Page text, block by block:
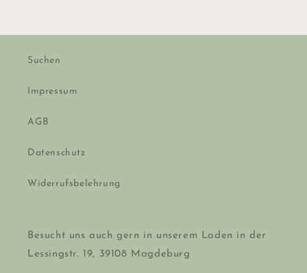
Suchen
Impressum
AGB
Datenschutz
Widerrufsbelehrung
Besucht uns auch gern in unserem Laden in der
Lessingstr. 19, 39108 Magdeburg